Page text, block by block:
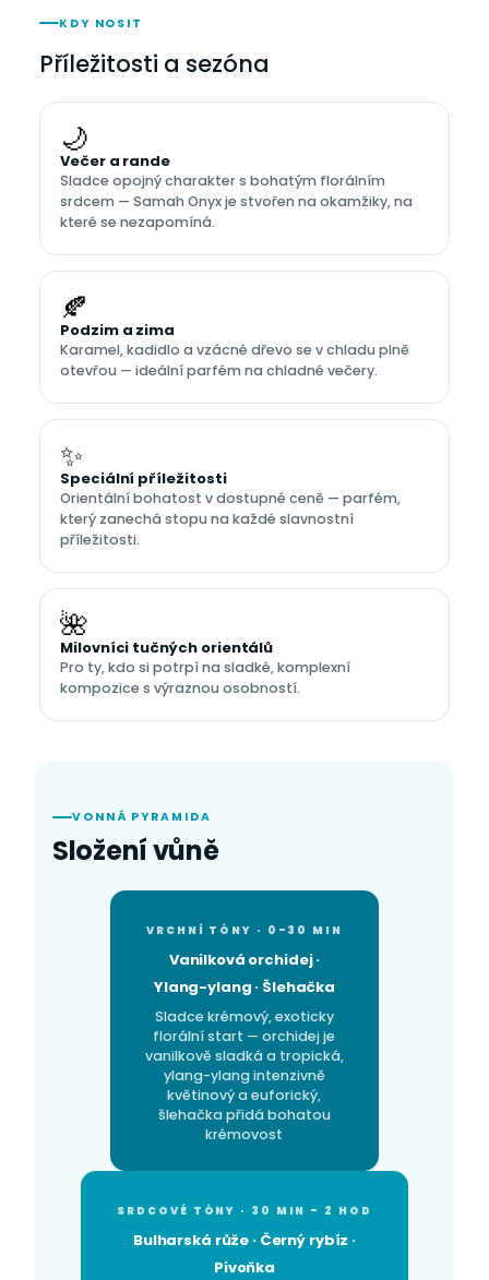
KDY NOSIT
Příležitosti a sezóna
🌙
Večer a rande
Sladce opojný charakter s bohatým florálním
srdcem — Samah Onyx je stvořen na okamžiky, na
které se nezapomíná.
🍂
Podzim a zima
Karamel, kadidlo a vzácné dřevo se v chladu plně
otevřou — ideální parfém na chladné večery.
✨
Speciální příležitosti
Orientální bohatost v dostupné ceně — parfém,
který zanechá stopu na každé slavnostní
příležitosti.
🌺
Milovníci tučných orientálů
Pro ty, kdo si potrpí na sladké, komplexní
kompozice s výraznou osobností.
VONNÁ PYRAMIDA
Složení vůně
VRCHNÍ TÓNY · 0–30 MIN
Vanilková orchidej ·
Ylang-ylang · Šlehačka
Sladce krémový, exoticky
florální start — orchidej je
vanilkově sladká a tropická,
ylang-ylang intenzivně
květinový a euforický,
šlehačka přidá bohatou
krémovost
SRDCOVÉ TÓNY · 30 MIN – 2 HOD
Bulharská růže · Černý rybíz ·
Pivoňka